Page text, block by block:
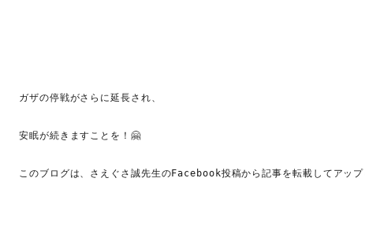
ガザの停戦がさらに延長され、
安眠が続きますことを！🤗
このブログは、さえぐさ誠先生のFacebook投稿から記事を転載してアップ